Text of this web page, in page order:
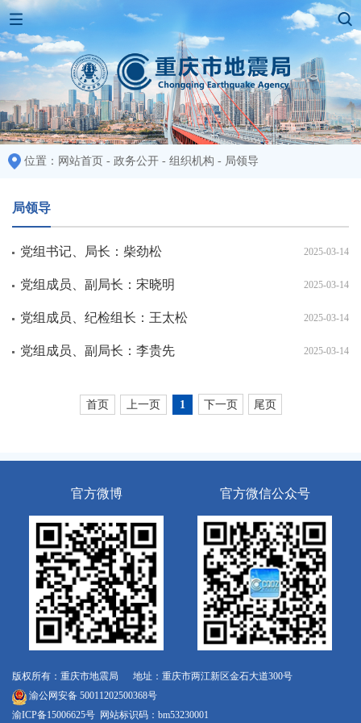
位置： 网站首页 - 政务公开 - 组织机构 - 局领导
局领导
党组书记、局长：柴劲松 2025-03-14
党组成员、副局长：宋晓明 2025-03-14
党组成员、纪检组长：王太松 2025-03-14
党组成员、副局长：李贵先 2025-03-14
首页 上一页 1 下一页 尾页
官方微博 官方微信公众号
版权所有：重庆市地震局 地址：重庆市两江新区金石大道300号
渝公网安备 50011202500368号
渝ICP备15006625号 网站标识码：bm53230001